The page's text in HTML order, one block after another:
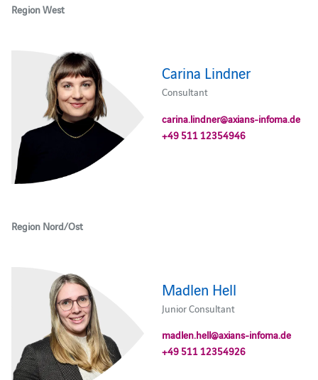
Region West
Carina Lindner
Consultant
carina.lindner@axians-infoma.de
+49 511 12354946
Region Nord/Ost
Madlen Hell
Junior Consultant
madlen.hell@axians-infoma.de
+49 511 12354926